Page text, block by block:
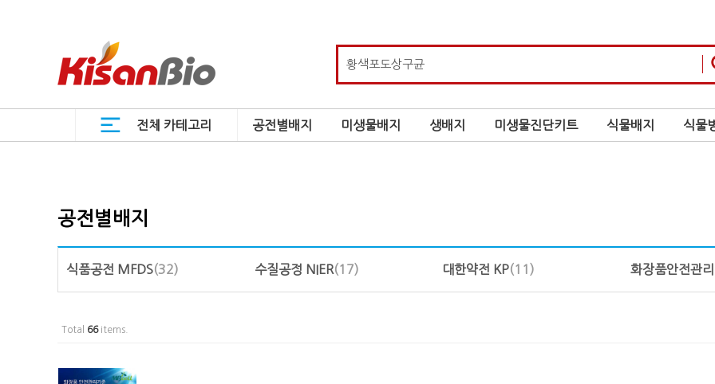
전체 카테고리 공전별배지 미생물배지 생배지 미생물진단키트 식물배지 식물
공전별배지
식품공전 MFDS(32) 수질공정 NIER(17) 대한약전 KP(11) 화장품안전관
Total 66items.